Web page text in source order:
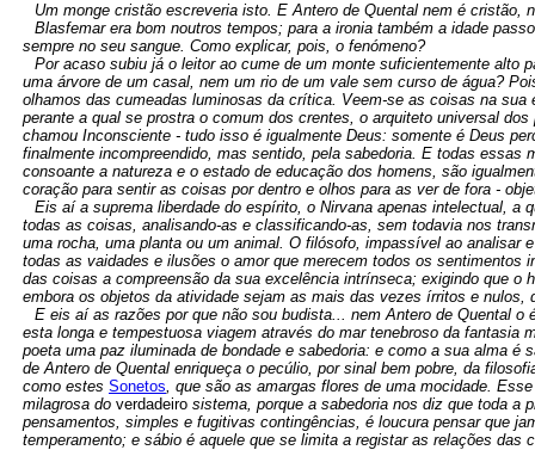
Um monge cristão escreveria isto. E Antero de Quental nem é cristão,
Blasfemar era bom noutros tempos; para a ironia também a idade
sempre no seu sangue. Como explicar, pois, o fenómeno?
Por acaso subiu já o leitor ao cume de um monte suficientemente alto
uma árvore de um casal, nem um rio de um vale sem curso de água?
olhamos das cumeadas luminosas da crítica. Veem-se as coisas na
perante a qual se prostra o comum dos crentes, o arquiteto universal
chamou Inconsciente - tudo isso é igualmente Deus: somente é Deus
finalmente incompreendido, mas sentido, pela sabedoria. E todas
consoante a natureza e o estado de educação dos homens, são
coração para sentir as coisas por dentro e olhos para as ver de fora -
Eis aí a suprema liberdade do espírito, o Nirvana apenas intelectual, a
todas as coisas, analisando-as e classificando-as, sem todavia nos
uma rocha, uma planta ou um animal. O filósofo, impassível ao analisar
todas as vaidades e ilusões o amor que merecem todos os sentimentos
das coisas a compreensão da sua excelência intrínseca; exigindo que
embora os objetos da atividade sejam as mais das vezes írritos e nulos,
E eis aí as razões por que não sou budista... nem Antero de Quental
esta longa e tempestuosa viagem através do mar tenebroso da
poeta uma paz iluminada de bondade e sabedoria: e como a sua alma
de Antero de Quental enriqueça o pecúlio, por sinal bem pobre, da
como estes Sonetos, que são as amargas flores de uma mocidade.
milagrosa do verdadeiro sistema, porque a sabedoria nos diz que toda a
pensamentos, simples e fugitivas contingências, é loucura pensar que
temperamento; e sábio é aquele que se limita a registar as relações das